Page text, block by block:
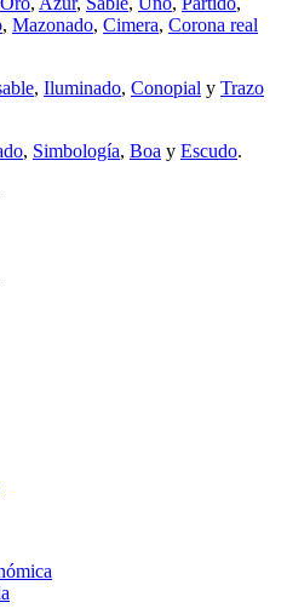
, Mazonado, Cimera, Corona real
, Iluminado, Conopial y Trazo
, Simbología, Boa y Escudo.